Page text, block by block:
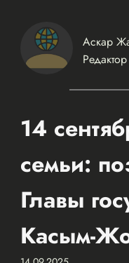
Аскар
Редактор
14
семьи:
Главы
Касым-